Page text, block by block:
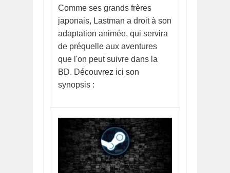
Comme ses grands frères
japonais, Lastman a droit à son
adaptation animée, qui servira
de préquelle aux aventures
que l'on peut suivre dans la
BD. Découvrez ici son
synopsis :